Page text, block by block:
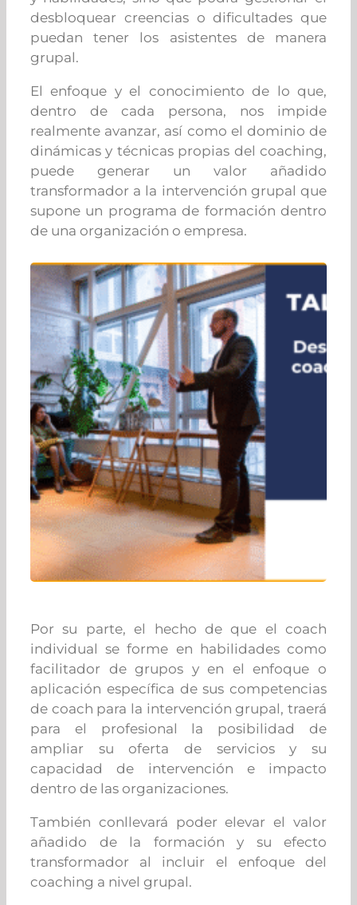
desbloquear creencias o dificultades que
puedan tener los asistentes de manera
grupal.
El enfoque y el conocimiento de lo que,
dentro de cada persona, nos impide
realmente avanzar, así como el dominio de
dinámicas y técnicas propias del coaching,
puede generar un valor añadido
transformador a la intervención grupal que
supone un programa de formación dentro
de una organización o empresa.
Por su parte, el hecho de que el coach
individual se forme en habilidades como
facilitador de grupos y en el enfoque o
aplicación específica de sus competencias
de coach para la intervención grupal, traerá
para el profesional la posibilidad de
ampliar su oferta de servicios y su
capacidad de intervención e impacto
dentro de las organizaciones.
También conllevará poder elevar el valor
añadido de la formación y su efecto
transformador al incluir el enfoque del
coaching a nivel grupal.